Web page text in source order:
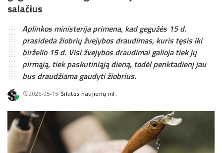
salačius
Aplinkos ministerija primena, kad gegužės 15 d.
prasideda žiobrių žvejybos draudimas, kuris tęsis iki
birželio 15 d. Visi žvejybos draudimai galioja tiek jų
pirmąją, tiek paskutiniąją dieną, todėl penktadienį jau
bus draudžiama gaudyti žiobrius.
2026-05-15Posted
Šilutės naujienų inf.